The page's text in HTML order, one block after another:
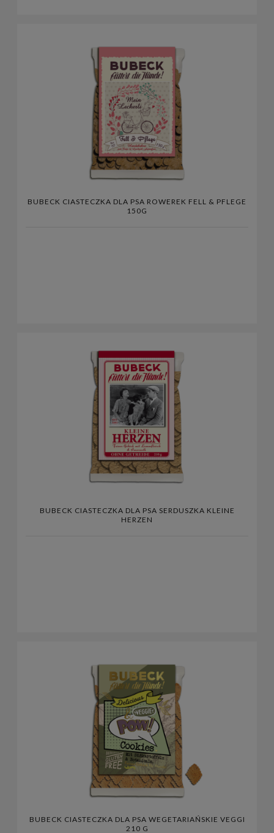
BUBECK CIASTECZKA DLA PSA ROWEREK FELL & PFLEGE
150G
BUBECK CIASTECZKA DLA PSA SERDUSZKA KLEINE
HERZEN
BUBECK CIASTECZKA DLA PSA WEGETARIAŃSKIE VEGGI
210 G